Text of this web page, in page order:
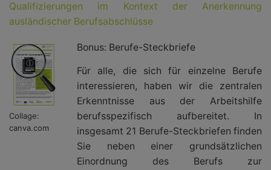
Qualifizierungen im Kontext der Anerkennung
ausländischer Berufsabschlüsse
Collage:
canva.com
Bonus: Berufe-Steckbriefe
Für alle, die sich für einzelne Berufe
interessieren, haben wir die zentralen
Erkenntnisse aus der Arbeitshilfe
berufsspezifisch aufbereitet. In
insgesamt 21 Berufe-Steckbriefen finden
Sie neben einer grundsätzlichen
Einordnung des Berufs zur